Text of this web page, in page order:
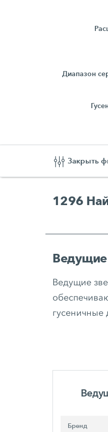
Диапазон
Закрыть
1296
Ведущие
Ведущие
гусеничные
Бренд